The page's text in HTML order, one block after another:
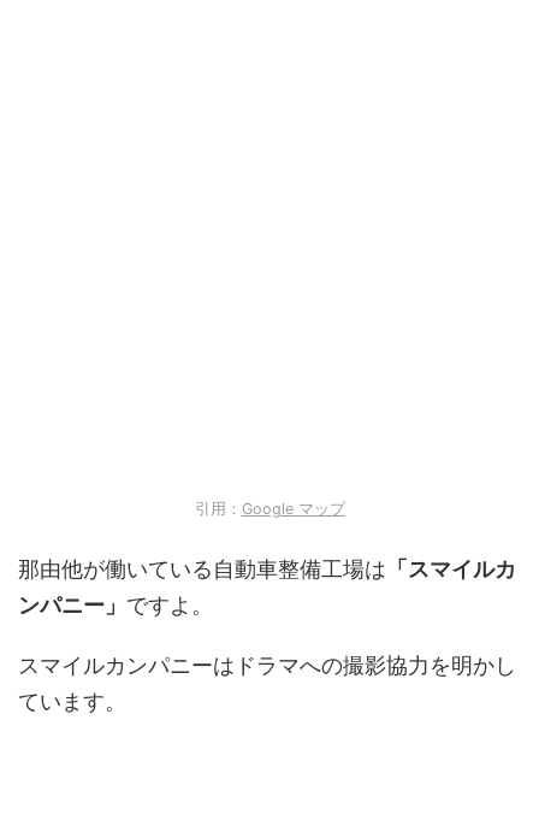
引用： Google マップ
那由他が働いている自動車整備工場は 「 スマイルカ
ンパニー 」 ですよ。
スマイルカンパニーはドラマへの撮影協力を明かし
ています。